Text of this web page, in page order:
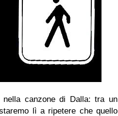
nella canzone di Dalla: tra un
lì a ripetere che quello